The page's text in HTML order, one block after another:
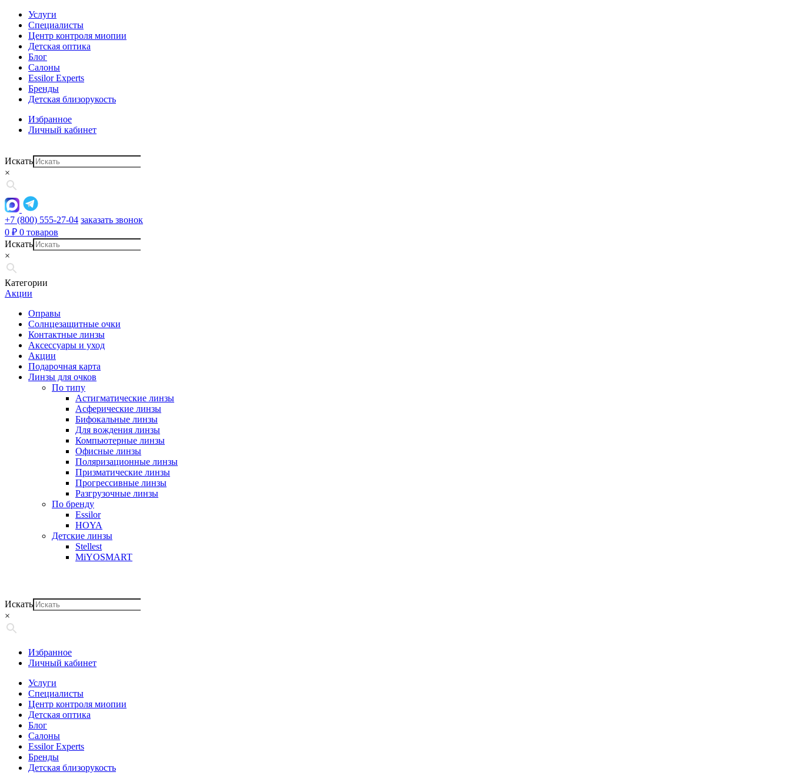
Услуги
Специалисты
Центр контроля миопии
Детская оптика
Блог
Салоны
Essilor Experts
Бренды
Детская близорукость
Избранное
Личный кабинет
Искать
×
+7 (800) 555-27-04 заказать звонок
0 ₽ 0 товаров
Искать
×
Категории
Акции
Оправы
Солнцезащитные очки
Контактные линзы
Аксессуары и уход
Акции
Подарочная карта
Линзы для очков
По типу
Астигматические линзы
Асферические линзы
Бифокальные линзы
Для вождения линзы
Компьютерные линзы
Офисные линзы
Поляризационные линзы
Призматические линзы
Прогрессивные линзы
Разгрузочные линзы
По бренду
Essilor
HOYA
Детские линзы
Stellest
MiYOSMART
Искать
×
Избранное
Личный кабинет
Услуги
Специалисты
Центр контроля миопии
Детская оптика
Блог
Салоны
Essilor Experts
Бренды
Детская близорукость